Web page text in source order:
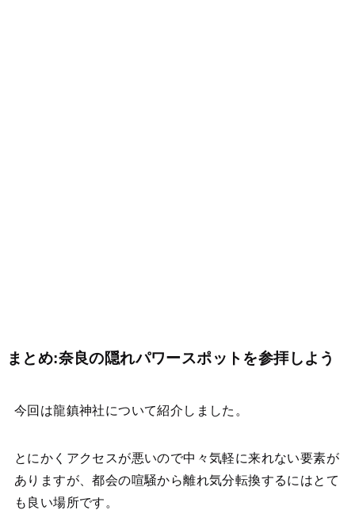
まとめ:奈良の隠れパワースポットを参拝しよう
今回は龍鎮神社について紹介しました。
とにかくアクセスが悪いので中々気軽に来れない要素が
ありますが、都会の喧騒から離れ気分転換するにはとて
も良い場所です。